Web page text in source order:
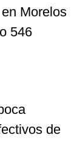
Morelos
546
de